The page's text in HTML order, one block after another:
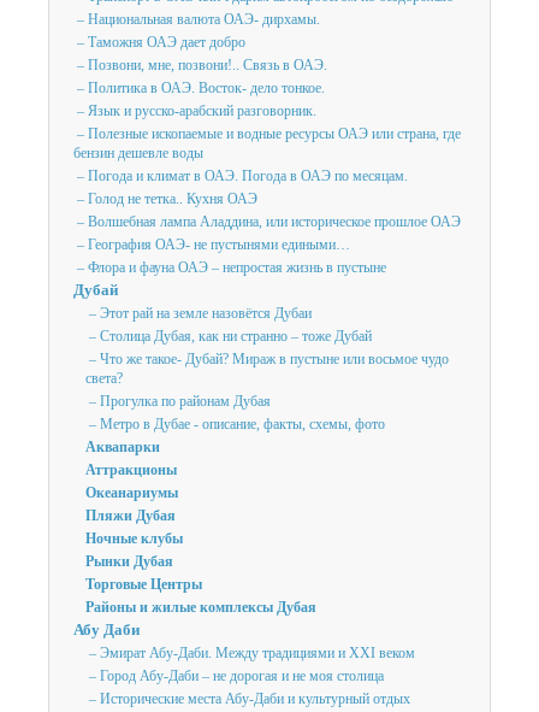
– Национальная валюта ОАЭ- дирхамы.
– Таможня ОАЭ дает добро
– Позвони, мне, позвони!.. Связь в ОАЭ.
– Политика в ОАЭ. Восток- дело тонкое.
– Язык и русско-арабский разговорник.
– Полезные ископаемые и водные ресурсы ОАЭ или страна, где
бензин дешевле воды
– Погода и климат в ОАЭ. Погода в ОАЭ по месяцам.
– Голод не тетка.. Кухня ОАЭ
– Волшебная лампа Аладдина, или историческое прошлое ОАЭ
– География ОАЭ- не пустынями едиными…
– Флора и фауна ОАЭ – непростая жизнь в пустыне
Дубай
– Этот рай на земле назовётся Дубаи
– Столица Дубая, как ни странно – тоже Дубай
– Что же такое- Дубай? Мираж в пустыне или восьмое чудо
света?
– Прогулка по районам Дубая
– Метро в Дубае - описание, факты, схемы, фото
Аквапарки
Аттракционы
Океанариумы
Пляжи Дубая
Ночные клубы
Рынки Дубая
Торговые Центры
Районы и жилые комплексы Дубая
Абу Даби
– Эмират Абу-Даби. Между традициями и XXI веком
– Город Абу-Даби – не дорогая и не моя столица
– Исторические места Абу-Даби и культурный отдых